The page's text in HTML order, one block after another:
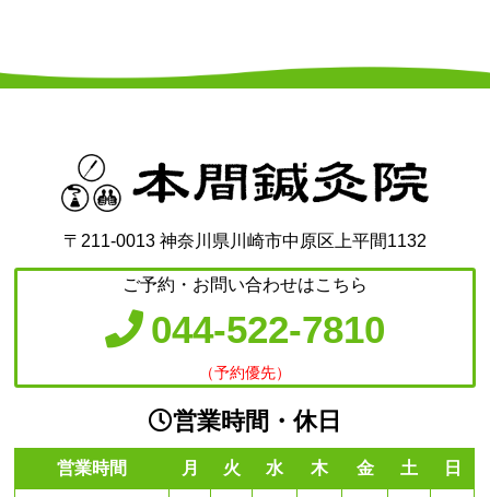
〒211-0013 神奈川県川崎市中原区上平間1132
ご予約・お問い合わせはこちら
044-522-7810
（予約優先）
営業時間・休日
営業時間 月 火 水 木 金 土 日